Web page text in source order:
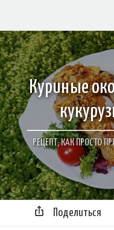
Куриные
РЕЦЕПТ, КАК ПРОСТО
Поделиться